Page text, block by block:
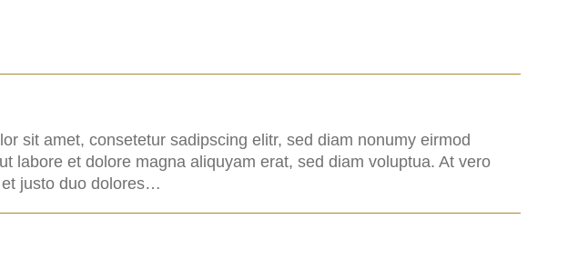
sit amet, consetetur sadipscing elitr, sed diam nonumy eirmod
labore et dolore magna aliquyam erat, sed diam voluptua. At vero
justo duo dolores…